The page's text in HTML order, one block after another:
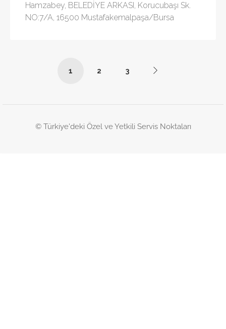
Hamzabey, BELEDİYE ARKASI, Korucubaşı Sk.
NO:7/A, 16500 Mustafakemalpaşa/Bursa
1 2 3
© Türkiye'deki Özel ve Yetkili Servis Noktaları